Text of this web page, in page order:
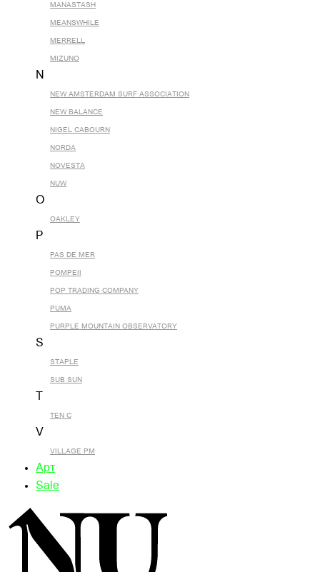
MANASTASH
MEANSWHILE
MERRELL
MIZUNO
N
NEW AMSTERDAM SURF ASSOCIATION
NEW BALANCE
NIGEL CABOURN
NORDA
NOVESTA
NUW
O
OAKLEY
P
PAS DE MER
POMPEII
POP TRADING COMPANY
PUMA
PURPLE MOUNTAIN OBSERVATORY
S
STAPLE
SUB SUN
TEN C
V
VILLAGE PM
Арт
Sale